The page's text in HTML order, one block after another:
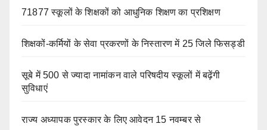
71877 स्कूलों के शिक्षकों को आधुनिक शिक्षण का प्रशिक्षण
शिक्षकों-कर्मियों के सेवा प्रकरणों के निस्तारण में 25 जिले फिसड्डी
सूबे में 500 से ज्यादा नामांकन वाले परिषदीय स्कूलों में बढ़ेंगी
सुविधाएं
राज्य अध्यापक पुरस्कार के लिए आवेदन 15 नवम्बर से